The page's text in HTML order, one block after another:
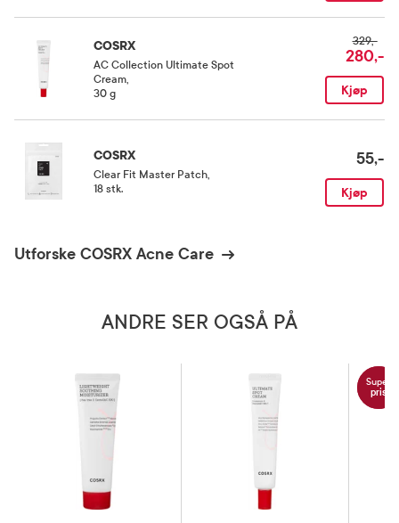
Oppbevaringsbetingelser
Rom (15-25 grader)
COSRX
AC Collection Ultimate Spot
Cream
30 g
329,-
280,-
Kjøp
COSRX
Clear Fit Master Patch
18 stk.
55,-
Kjøp
Utforske COSRX Acne Care
ANDRE SER OGSÅ PÅ
Super
pris